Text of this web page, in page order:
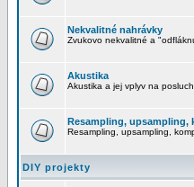
Nekvalitné nahrávky
Zvukovo nekvalitné a
Akustika
Akustika a jej vplyv na posluch.
Resampling, upsampling,
Resampling, upsampling,
DIY projekty